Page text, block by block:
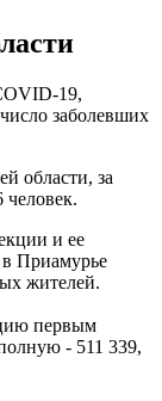
19,
заболевших
области, за
человек.
и ее
в Приамурье
жителей.
первым
- 511 339,